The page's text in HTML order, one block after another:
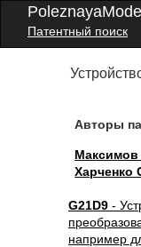
Патентный поиск
Авторы
Максимов
Харченко
G21D9 -
например